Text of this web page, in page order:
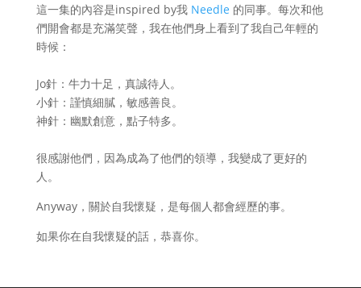
這一集的內容是inspired by我 Needle 的同事。每次和他
們開會都是充滿笑聲，我在他們身上看到了我自己年輕的
時候：
Jo針：牛力十足，真誠待人。
小針：謹慎細膩，敏感善良。
神針：幽默創意，點子特多。
很感謝他們，因為成為了他們的領導，我變成了更好的
人。
Anyway，關於自我懷疑，是每個人都會經歷的事。
如果你在自我懷疑的話，恭喜你。